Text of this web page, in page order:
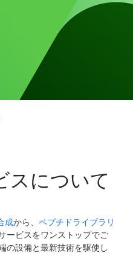
スについて
成から、 ペプチドライブラリ
ービスをワンストップでご
の設備と最新技術を駆使し